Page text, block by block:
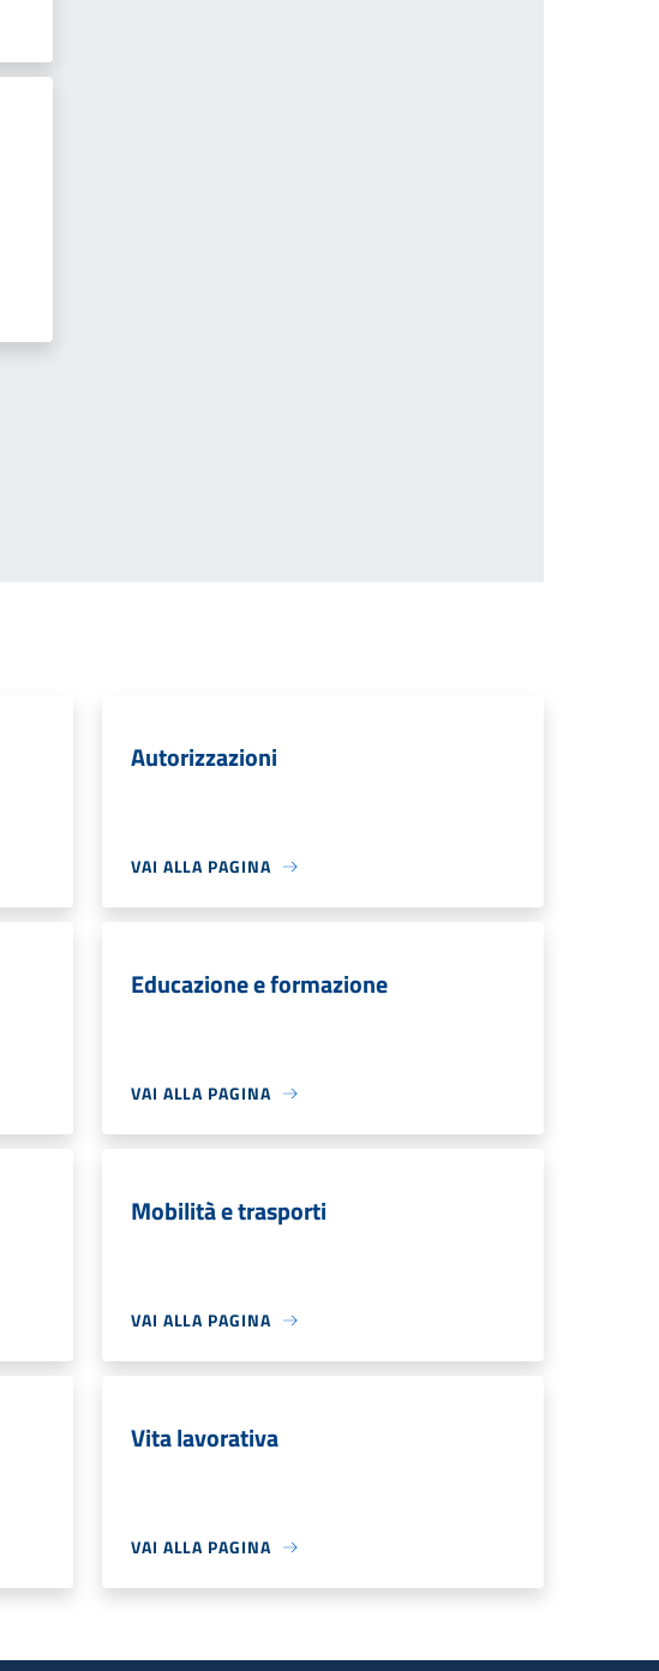
Autorizzazioni
VAI ALLA PAGINA
Educazione e formazione
VAI ALLA PAGINA
Mobilità e trasporti
VAI ALLA PAGINA
Vita lavorativa
VAI ALLA PAGINA